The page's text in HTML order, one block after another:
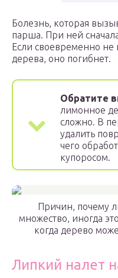
Болезнь, которая
парша. При ней
Если своевременно
дерева, оно погибнет.
Обратите
лимонное
сложно. В
удалить
чего
купоросом.
Причин, почему
множество, иногда
когда дерево
Липкий налет